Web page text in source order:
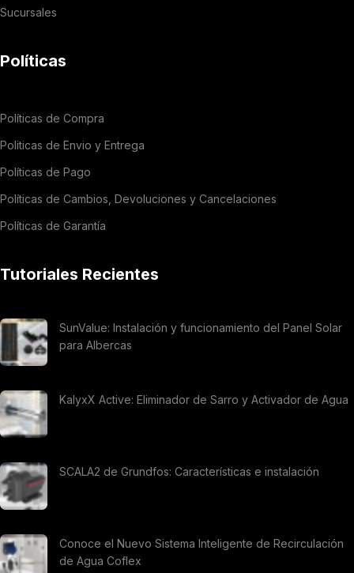
Sucursales
Políticas
Políticas de Compra
Politicas de Envio y Entrega
Políticas de Pago
Políticas de Cambios, Devoluciones y Cancelaciones
Políticas de Garantía
Tutoriales Recientes
SunValue: Instalación y funcionamiento del Panel Solar
para Albercas
KalyxX Active: Eliminador de Sarro y Activador de Agua
SCALA2 de Grundfos: Características e instalación
Conoce el Nuevo Sistema Inteligente de Recirculación
de Agua Coflex